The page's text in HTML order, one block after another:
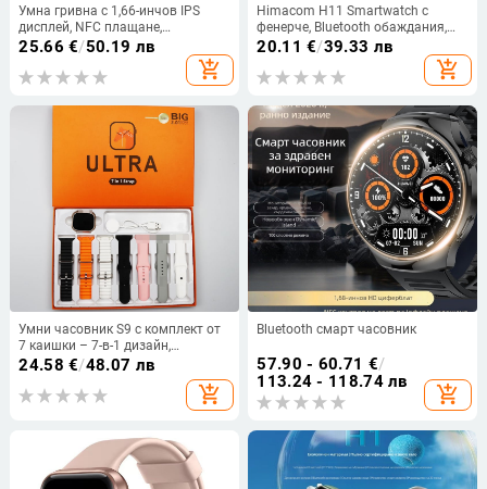
Умна гривна с 1,66-инчов IPS
дисплей, NFC плащане,
мониторинг на сърдечния ритъм,
мониторинг на съня и измерване
на кислород в кръвта
25.66 €/50.19 лв
add_shopping_cart
Himacom H11 Smartwatch с
фенерче, Bluetooth обаждания,
мониторинг на сърдечния ритъм
и сън, отчитане на крачките,
Android съвместим
20.11 €/39.33 лв
add_shopping_cart
Умни часовник S9 с комплект от
7 каишки – 7-в-1 дизайн,
измерване на сърдечната
честота, кислород в кръвта,
следене на съня, крачкомер,
24.58 €/48.07 лв
add_shopping_cart
Bluetooth смарт часовник
57.90 - 60.71 €/
113.24 - 118.74 лв
add_shopping_cart